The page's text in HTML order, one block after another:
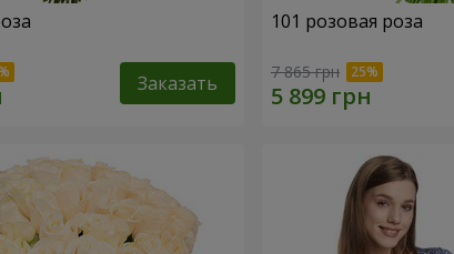
Заказать
101 розовая роза
7 865 грн